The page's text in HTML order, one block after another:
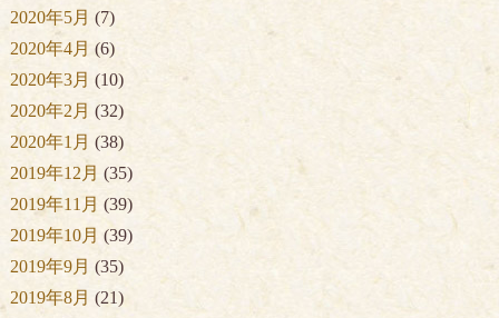
2020年5月 (7)
2020年4月 (6)
2020年3月 (10)
2020年2月 (32)
2020年1月 (38)
2019年12月 (35)
2019年11月 (39)
2019年10月 (39)
2019年9月 (35)
2019年8月 (21)